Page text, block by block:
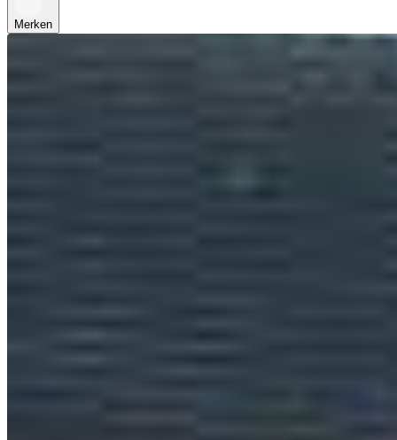
Merken